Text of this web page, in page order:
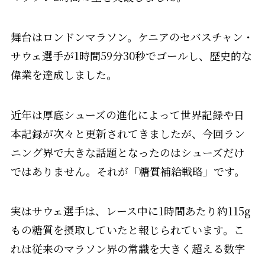
舞台はロンドンマラソン。ケニアのセバスチャン・
サウェ選手が1時間59分30秒でゴールし、歴史的な
偉業を達成しました。
近年は厚底シューズの進化によって世界記録や日
本記録が次々と更新されてきましたが、今回ラン
ニング界で大きな話題となったのはシューズだけ
ではありません。それが「糖質補給戦略」です。
実はサウェ選手は、レース中に1時間あたり約115g
もの糖質を摂取していたと報じられています。こ
れは従来のマラソン界の常識を大きく超える数字